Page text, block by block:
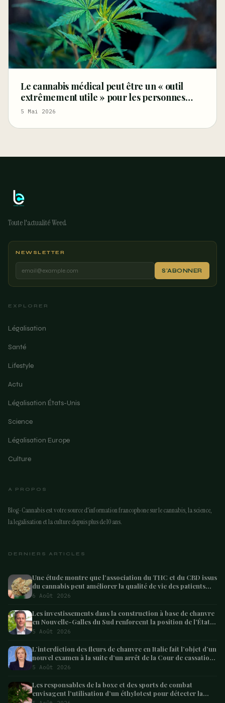
Le cannabis médical peut être un « outil
extrêmement utile » pour les personnes
âgées souffrant de douleurs et d’autres
5 Mai 2026
Toute l'actualité Weed
NEWSLETTER
S'ABONNER
EXPLORER
Légalisation
Santé
Lifestyle
Actu
Légalisation États-Unis
Science
Légalisation Europe
Culture
A PROPOS
Blog-Cannabis est votre source d'information francophone sur le cannabis, la science,
la legalisation et la culture depuis plus de 10 ans.
DERNIERS ARTICLES
Une étude montre que l’association du THC et du CBD issus
du cannabis peut améliorer la qualité de vie des patients
atteints de démence – Marijuana Moment
6 Août 2026
Les investissements dans la construction à base de chanvre
en Nouvelle-Galles du Sud renforcent la position de l’État
en tant que leader australien
5 Août 2026
L’interdiction des fleurs de chanvre en Italie fait l’objet d’un
nouvel examen à la suite d’un arrêt de la Cour de cassation
concernant les saisies
5 Août 2026
Les responsables de la boxe et des sports de combat
envisagent l’utilisation d’un éthylotest pour détecter la